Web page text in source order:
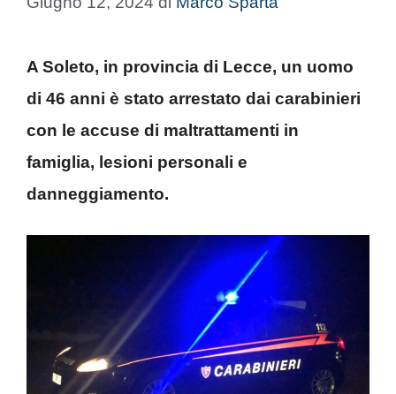
A Soleto, in provincia di Lecce, un uomo
di 46 anni è stato arrestato dai carabinieri
con le accuse di maltrattamenti in
famiglia, lesioni personali e
danneggiamento.